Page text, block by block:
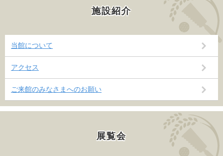
施設紹介
当館について
アクセス
ご来館のみなさまへのお願い
展覧会